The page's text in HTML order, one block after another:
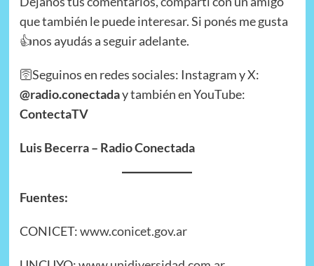
que también le puede interesar. Si ponés me gusta
👍nos ayudás a seguir adelante.
🛜Seguinos en redes sociales: Instagram y X:
@radio.conectaday también en YouTube:
ContectaTV
Luis Becerra – Radio Conectada
Fuentes:
CONICET:www.conicet.gov.ar